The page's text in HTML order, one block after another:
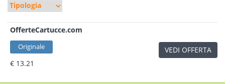
OfferteCartucce.com
Originale
€ 13.21
VEDI OFFERTA